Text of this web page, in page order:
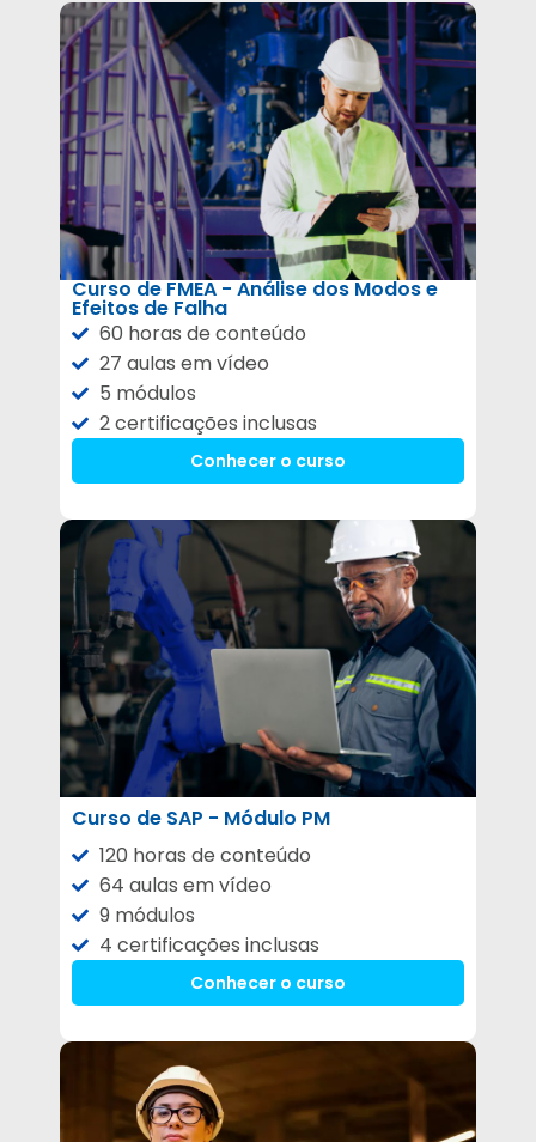
Curso de FMEA - Análise dos Modos e
Efeitos de Falha
60 horas de conteúdo
27 aulas em vídeo
5 módulos
2 certificações inclusas
Conhecer o curso
Curso de SAP - Módulo PM
120 horas de conteúdo
64 aulas em vídeo
9 módulos
4 certificações inclusas
Conhecer o curso